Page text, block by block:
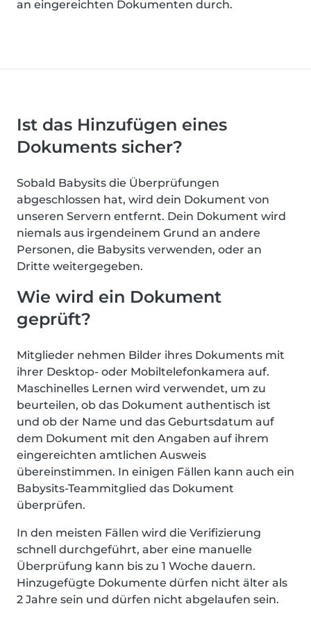
an eingereichten Dokumenten durch.
Ist das Hinzufügen eines
Dokuments sicher?
Sobald Babysits die Überprüfungen
abgeschlossen hat, wird dein Dokument von
unseren Servern entfernt. Dein Dokument wird
niemals aus irgendeinem Grund an andere
Personen, die Babysits verwenden, oder an
Dritte weitergegeben.
Wie wird ein Dokument
geprüft?
Mitglieder nehmen Bilder ihres Dokuments mit
ihrer Desktop- oder Mobiltelefonkamera auf.
Maschinelles Lernen wird verwendet, um zu
beurteilen, ob das Dokument authentisch ist
und ob der Name und das Geburtsdatum auf
dem Dokument mit den Angaben auf ihrem
eingereichten amtlichen Ausweis
übereinstimmen. In einigen Fällen kann auch ein
Babysits-Teammitglied das Dokument
überprüfen.
In den meisten Fällen wird die Verifizierung
schnell durchgeführt, aber eine manuelle
Überprüfung kann bis zu 1 Woche dauern.
Hinzugefügte Dokumente dürfen nicht älter als
2 Jahre sein und dürfen nicht abgelaufen sein.